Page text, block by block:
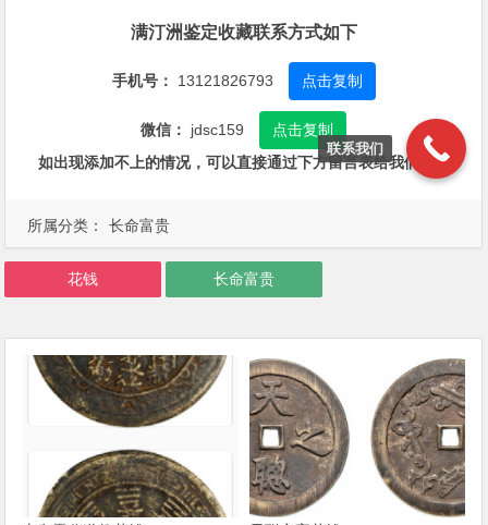
所属分类： 长命富贵
满汀洲鉴定收藏联系方式如下
手机号： 13121826793 点击复制
微信： jdsc159
点击复制
如出现添加不上的情况，可以直接通过下方留言表给我们留言
花钱 长命富贵
联系我们